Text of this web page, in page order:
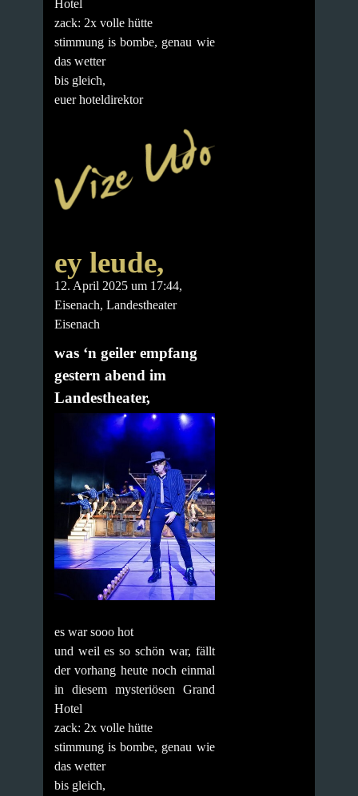
Hotel
zack: 2x volle hütte
stimmung is bombe, genau wie
das wetter
bis gleich,
euer hoteldirektor
ey leude,
12. April 2025 um 17:44,
Eisenach, Landestheater
Eisenach
was ‘n geiler empfang
gestern abend im
Landestheater,
es war sooo hot
und weil es so schön war, fällt
der vorhang heute noch einmal
in diesem mysteriösen Grand
Hotel
zack: 2x volle hütte
stimmung is bombe, genau wie
das wetter
bis gleich,